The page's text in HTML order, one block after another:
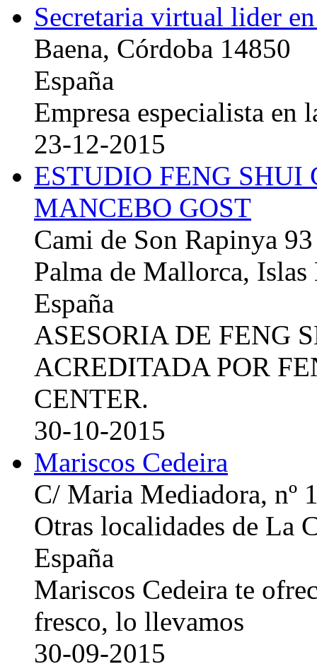
Secretaria virtual lider
Baena, Córdoba 14850
España
Empresa especialista en
23-12-2015
ESTUDIO FENG
MANCEBO GOST
Cami de Son Rapinya 93
Palma de Mallorca, Islas
España
ASESORIA DE FENG
ACREDITADA POR
CENTER.
30-10-2015
Mariscos Cedeira
C/ Maria Mediadora, nº
Otras localidades de La
España
Mariscos Cedeira te
fresco, lo llevamos
30-09-2015